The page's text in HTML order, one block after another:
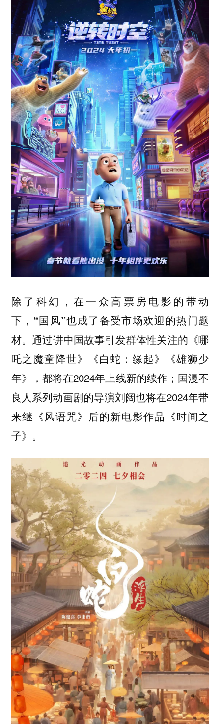
除了科幻，在一众高票房电影的带动
下， “国风”也成了备受市场欢迎的热门题
材。通过讲中国故事引发群体性关注的《哪
吒之魔童降世》《白蛇：缘起》《雄狮少
年》，都将在2024年上线新的续作；国漫不
良人系列动画剧的导演刘阔也将在2024年带
来继《风语咒》后的新电影作品《时间之
子》。